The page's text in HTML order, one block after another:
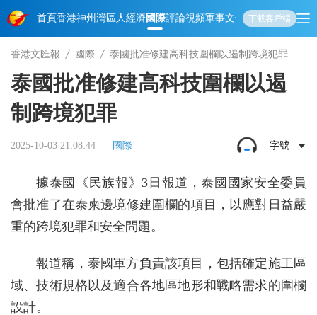
首頁香港神州 灣區人經濟國際評論視頻軍事文化 娛樂生活教育體
下載客戶端
香港文匯報 國際 泰國批准修建高科技圍欄以遏制跨境犯罪
泰國批准修建高科技圍欄以遏
制跨境犯罪
2025-10-03 21:08:44 國際 字號
據泰國《民族報》3日報道，泰國國家安全委員
會批准了在泰柬邊境修建圍欄的項目，以應對日益嚴
重的跨境犯罪和安全問題。
報道稱，泰國軍方負責該項目，包括確定施工區
域、技術規格以及適合各地區地形和戰略需求的圍欄
設計。